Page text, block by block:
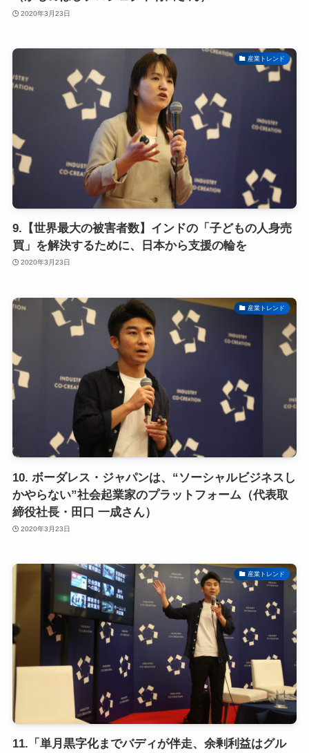
2020年3月23日
産業トレンド
9.【世界最大の被害者数】インドの「子どもの人身売
買」を解決するために、日本から支援の輪を
2020年3月23日
産業トレンド
10. ボーダレス・ジャパンは、“ソーシャルビジネスし
かやらない”社会起業家のプラットフォーム（代表取
締役社長・田口 一成さん）
2020年3月23日
産業トレンド
11.「単月黒字化までバディが伴走、余剰利益はグル